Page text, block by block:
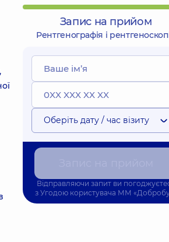
Запис на прийом
Рентгенографія і
Оберіть дату / час візиту
Відправляючи запит ви
з Угодою користувача ММ